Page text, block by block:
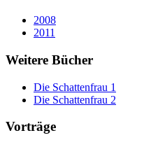
2008
2011
Weitere Bücher
Die Schattenfrau 1
Die Schattenfrau 2
Vorträge